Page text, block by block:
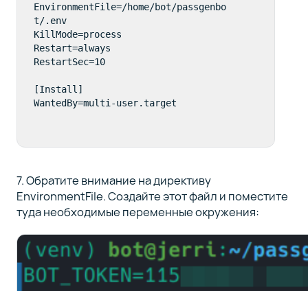
EnvironmentFile=/home/bot/passgenbo
t/.env
KillMode=process
Restart=always
RestartSec=10
[Install]
WantedBy=multi-user.target
7. Обратите внимание на директиву
EnvironmentFile. Создайте этот файл и поместите
туда необходимые переменные окружения: